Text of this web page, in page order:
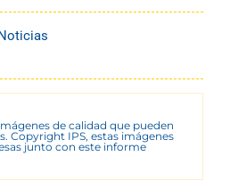
de calidad que pueden
Copyright IPS, estas imágenes
junto con este informe